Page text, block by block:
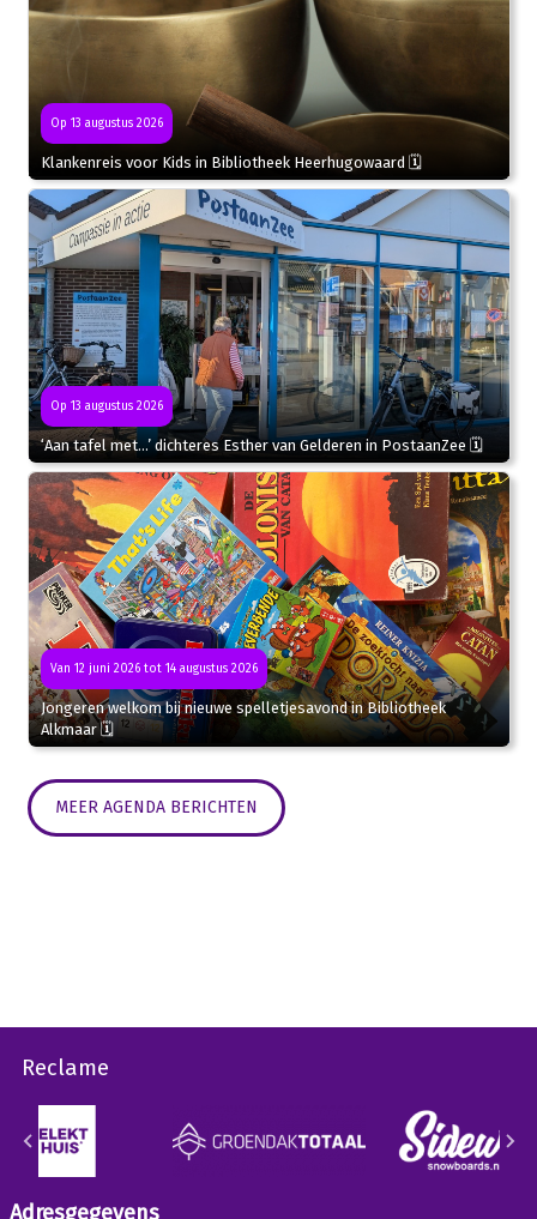
Op 13 augustus 2026
Klankenreis voor Kids in Bibliotheek Heerhugowaard 🗓
Op 13 augustus 2026
‘Aan tafel met…’ dichteres Esther van Gelderen in PostaanZee 🗓
Van 12 juni 2026 tot 14 augustus 2026
Jongeren welkom bij nieuwe spelletjesavond in Bibliotheek
Alkmaar 🗓
MEER AGENDA BERICHTEN
Reclame
Adresgegevens